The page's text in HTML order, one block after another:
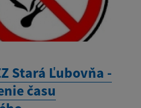
Stará Ľubovňa -
času